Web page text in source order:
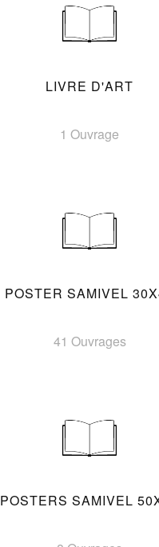
LIVRE D'ART
1 Ouvrage
POSTER SAMIVEL
41 Ouvrages
POSTERS SAMIVEL